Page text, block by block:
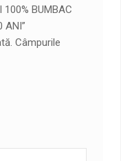
100% BUMBAC
ANI”
Câmpurile